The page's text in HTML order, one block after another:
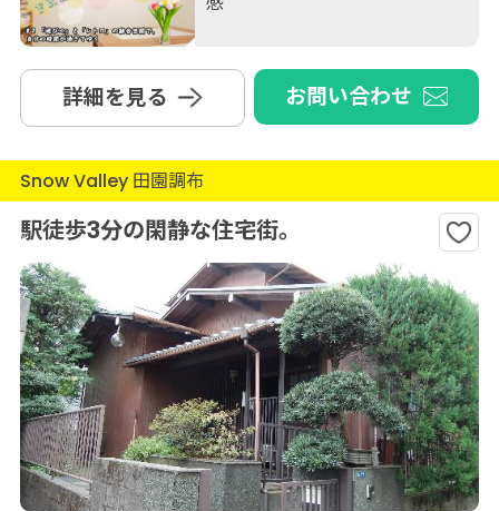
詳細を見る お問い合わせ
Snow Valley 田園調布
駅徒歩3分の閑静な住宅街。